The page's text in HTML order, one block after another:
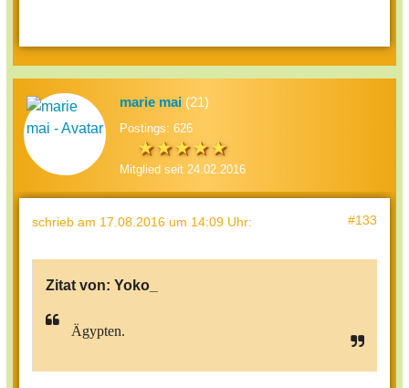
marie mai (21)
Postings: 626
Mitglied seit 24.02.2016
schrieb am 17.08.2016 um 14:09 Uhr: #133
Zitat von: Yoko_
Ägypten.